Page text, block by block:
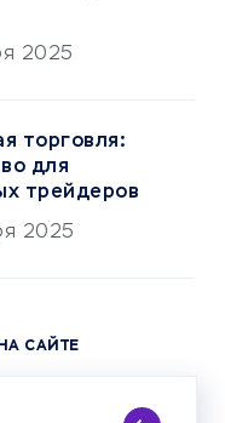
2025
торговля:
для
трейдеров
2025
САЙТЕ